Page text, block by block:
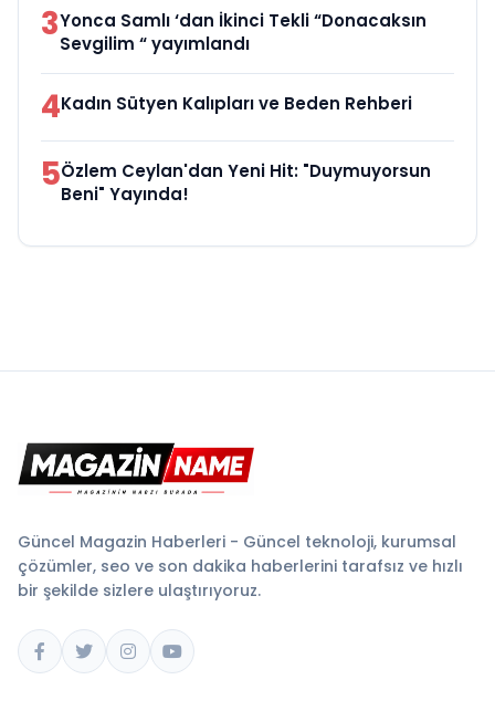
3Yonca Samlı ‘dan İkinci Tekli “Donacaksın
Sevgilim “ yayımlandı
4Kadın Sütyen Kalıpları ve Beden Rehberi
5Özlem Ceylan'dan Yeni Hit: "Duymuyorsun
Beni" Yayında!
Güncel Magazin Haberleri - Güncel teknoloji, kurumsal
çözümler, seo ve son dakika haberlerini tarafsız ve hızlı
bir şekilde sizlere ulaştırıyoruz.